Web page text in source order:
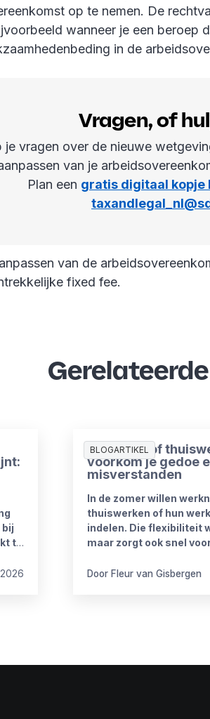
op te nemen. De
wanneer je een beroep
in de
Vragen, of
je vragen over de nieuwe
van je
Plan een gratis digitaal kopje
van de
fixed fee.
bij
te
BLOGARTIKEL
Zomerproof
voorkom je gedoe
misverstanden
In de zomer willen
thuiswerken of hun
indelen. Die flexibiliteit
maar zorgt ook snel
wat niet? Wanneer is
Door Fleur van Gisbergen